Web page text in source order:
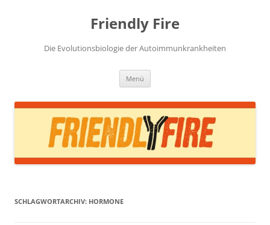
Friendly Fire
Die Evolutionsbiologie der Autoimmunkrankheiten
Menü
SCHLAGWORTARCHIV: HORMONE